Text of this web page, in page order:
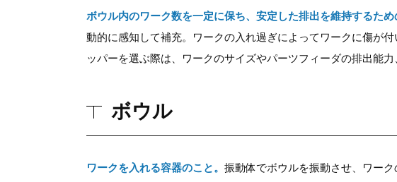
ボウル内のワーク数を一定に保ち、安定した排出を維持するため
動的に感知して補充。ワークの入れ過ぎによってワークに傷が
ッパーを選ぶ際は、ワークのサイズやパーツフィーダの排出能
ボウル
ワークを入れる容器のこと。 振動体でボウルを振動させ、ワー